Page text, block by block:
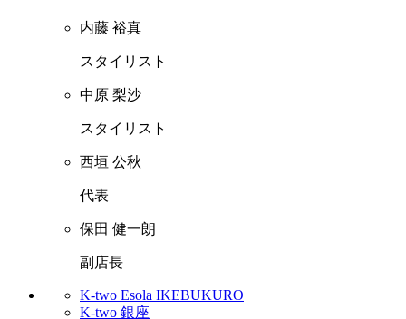
内藤 裕真
スタイリスト
中原 梨沙
スタイリスト
西垣 公秋
代表
保田 健一朗
副店長
K-two Esola IKEBUKURO
K-two 銀座